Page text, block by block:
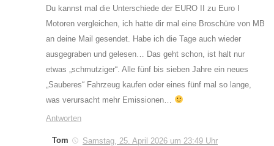
Du kannst mal die Unterschiede der EURO II zu Euro I
Motoren vergleichen, ich hatte dir mal eine Broschüre von MB
an deine Mail gesendet. Habe ich die Tage auch wieder
ausgegraben und gelesen… Das geht schon, ist halt nur
etwas „schmutziger“. Alle fünf bis sieben Jahre ein neues
„Sauberes“ Fahrzeug kaufen oder eines fünf mal so lange,
was verursacht mehr Emissionen…
Antworten
Tom
Samstag, 25. April 2026 um 23:49 Uhr